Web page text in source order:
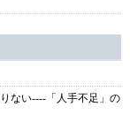
ない----「人手不足」の